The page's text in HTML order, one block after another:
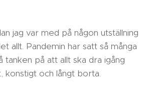
jag var med på någon utställning
allt. Pandemin har satt så många
tanken på att allt ska dra igång
konstigt och långt borta.